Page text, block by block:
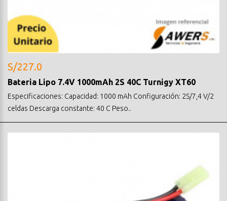
S/227.0
Bateria Lipo 7.4V 1000mAh 2S 40C Turnigy XT60
Especificaciones: Capacidad: 1000 mAh Configuración: 2S/7,4 V/2
celdas Descarga constante: 40 C Peso..